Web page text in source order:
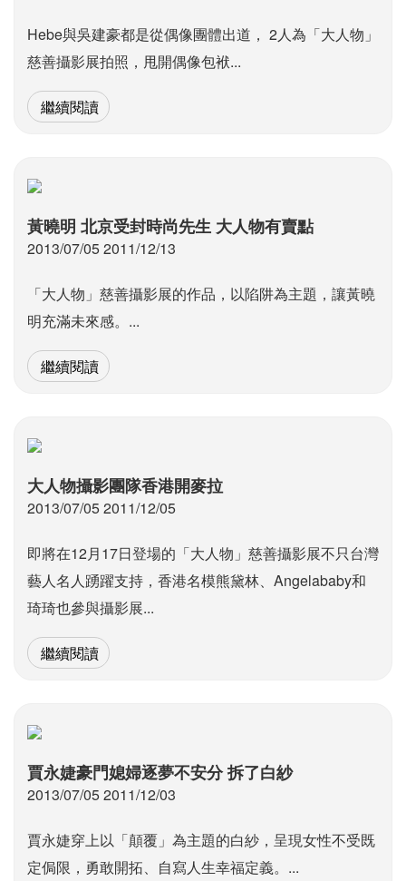
Hebe與吳建豪都是從偶像團體出道， 2人為「大人物」
慈善攝影展拍照，甩開偶像包袱...
繼續閱讀
黃曉明 北京受封時尚先生 大人物有賣點
2013/07/05 2011/12/13
「大人物」慈善攝影展的作品，以陷阱為主題，讓黃曉
明充滿未來感。...
繼續閱讀
大人物攝影團隊香港開麥拉
2013/07/05 2011/12/05
即將在12月17日登場的「大人物」慈善攝影展不只台灣
藝人名人踴躍支持，香港名模熊黛林、Angelababy和
琦琦也參與攝影展...
繼續閱讀
賈永婕豪門媳婦逐夢不安分 拆了白紗
2013/07/05 2011/12/03
賈永婕穿上以「顛覆」為主題的白紗，呈現女性不受既
定侷限，勇敢開拓、自寫人生幸福定義。...